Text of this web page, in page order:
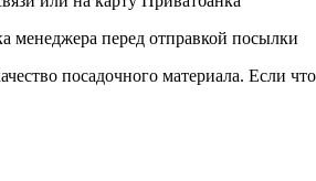
менеджера перед отправкой посылки
посадочного материала. Если